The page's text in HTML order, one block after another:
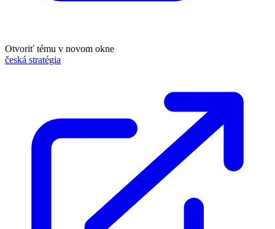
Otvoriť tému v novom okne
česká stratégia